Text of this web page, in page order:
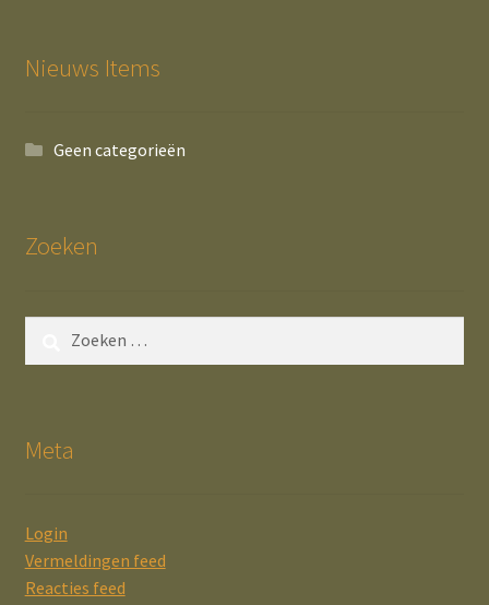
Nieuws Items
Geen categorieën
Zoeken
Meta
Login
Vermeldingen feed
Reacties feed